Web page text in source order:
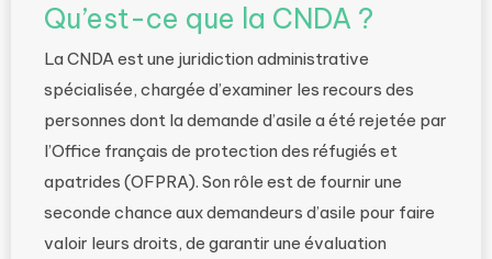
Qu’est-ce que la CNDA ?
La CNDA est une juridiction administrative
spécialisée, chargée d’examiner les recours des
personnes dont la demande d’asile a été rejetée par
l’Office français de protection des réfugiés et
apatrides (OFPRA). Son rôle est de fournir une
seconde chance aux demandeurs d’asile pour faire
valoir leurs droits, de garantir une évaluation